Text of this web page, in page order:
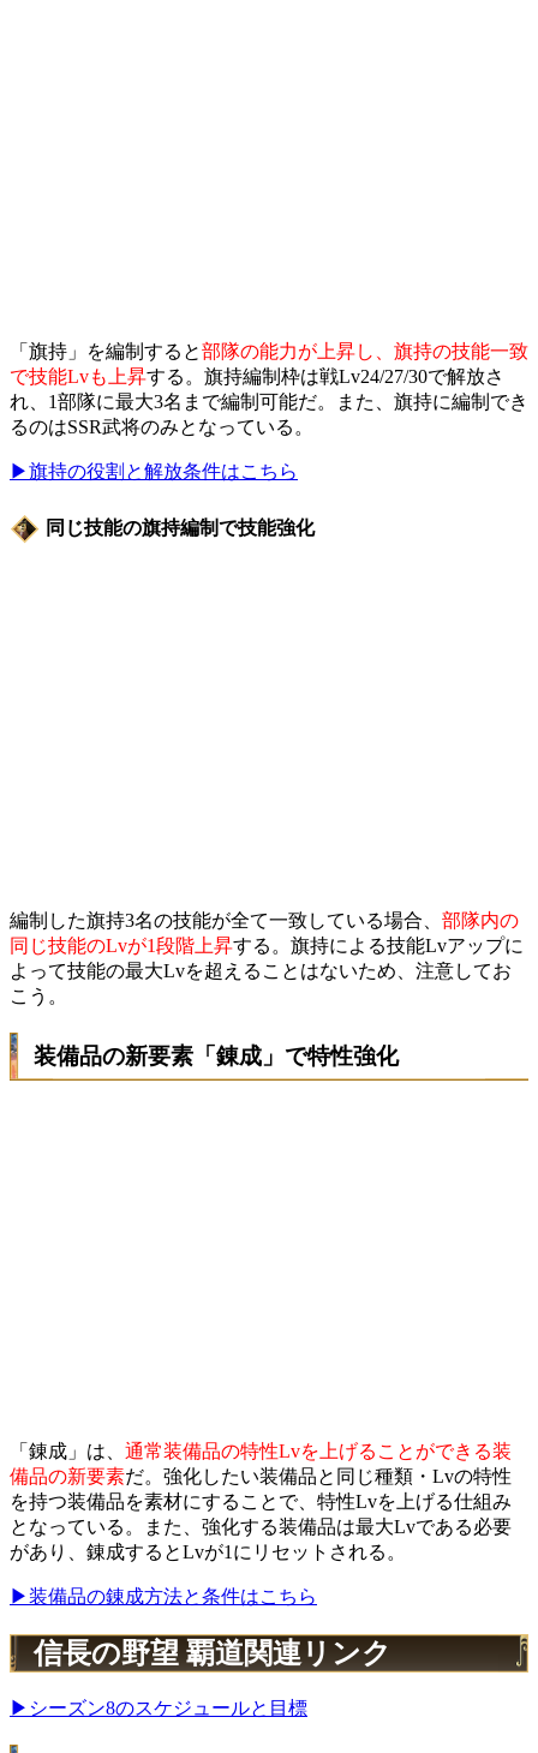
「旗持」を編制すると部隊の能力が上昇し、旗持の技能一致
で技能Lvも上昇する。旗持編制枠は戦Lv24/27/30で解放さ
れ、1部隊に最大3名まで編制可能だ。また、旗持に編制でき
るのはSSR武将のみとなっている。
▶旗持の役割と解放条件はこちら
同じ技能の旗持編制で技能強化
編制した旗持3名の技能が全て一致している場合、 部隊内の
同じ技能のLvが1段階上昇する。旗持による技能Lvアップに
よって技能の最大Lvを超えることはないため、注意してお
こう。
装備品の新要素「錬成」で特性強化
「錬成」は、 通常装備品の特性Lvを上げることができる装
備品の新要素だ。強化したい装備品と同じ種類・Lvの特性
を持つ装備品を素材にすることで、特性Lvを上げる仕組み
となっている。また、強化する装備品は最大Lvである必要
があり、錬成するとLvが1にリセットされる。
▶装備品の錬成方法と条件はこちら
信長の野望 覇道関連リンク
▶シーズン8のスケジュールと目標